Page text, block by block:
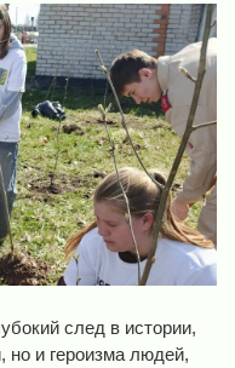
след в истории,
но и героизма людей,